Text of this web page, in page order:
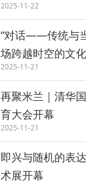
2025-11-22
“对话——传统与
场跨越时空的文
2025-11-21
再聚米兰｜清华
育大会开幕
2025-11-21
即兴与随机的表
术展开幕